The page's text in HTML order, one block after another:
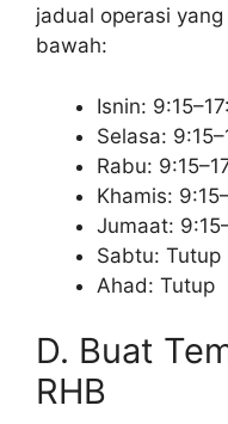
jadual operasi
bawah:
Isnin:
Selasa:
Rabu:
Khamis:
Jumaat:
Sabtu: Tutup
Ahad: Tutup
D. Buat
RHB